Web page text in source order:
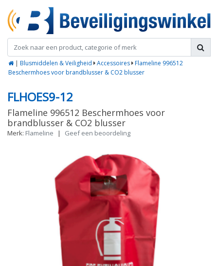
| Blusmiddelen & Veiligheid Accessoires Flameline 996512
Beschermhoes voor brandblusser & CO2 blusser
FLHOES9-12
Flameline 996512 Beschermhoes voor
brandblusser & CO2 blusser
Merk: Flameline | Geef een beoordeling